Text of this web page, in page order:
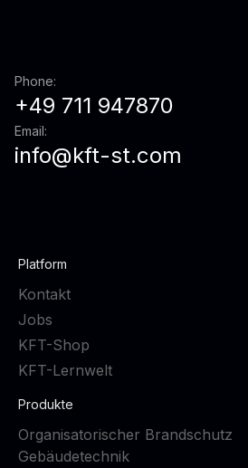
Phone:
+49 711 947870
Email:
info@kft-st.com
Platform
Kontakt
Jobs
KFT-Shop
KFT-Lernwelt
Produkte
Organisatorischer Brandschutz
Gebäudetechnik